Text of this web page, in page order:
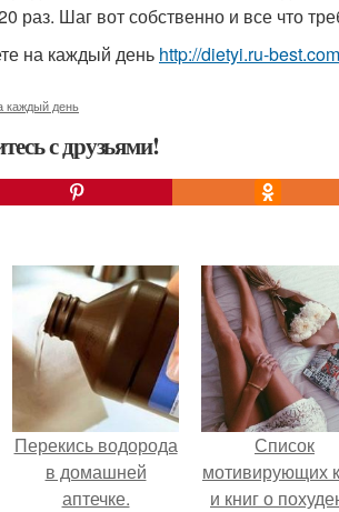
раз. Шаг вот собственно и все что
на каждый день http://dietyi.ru-
каждый день
с друзьями!
Перекись водорода
в домашней
аптечке.
Список
мотивирующих
и книг о